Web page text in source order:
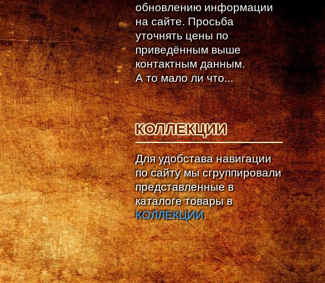
обновлению информации
на сайте. Просьба
уточнять цены по
приведённым выше
контактным данным.
А то мало ли что...
КОЛЛЕКЦИИ
Для удобстава навигации
по сайту мы сгруппировали
представленные в
каталоге товары в
КОЛЛЕКЦИИ.